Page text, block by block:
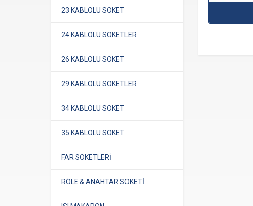
23 KABLOLU SOKET
24 KABLOLU SOKETLER
26 KABLOLU SOKET
29 KABLOLU SOKETLER
34 KABLOLU SOKET
35 KABLOLU SOKET
FAR SOKETLERİ
RÖLE & ANAHTAR SOKETİ